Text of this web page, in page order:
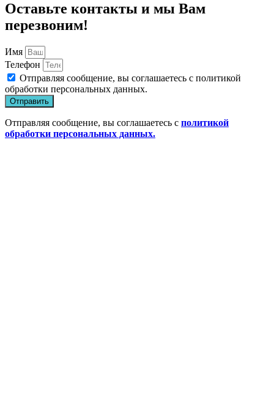
Оставьте контакты и мы Вам
перезвоним!
Имя
Телефон
Отправляя сообщение, вы соглашаетесь с политикой
обработки персональных данных.
Отправить
Отправляя сообщение, вы соглашаетесь с политикой
обработки персональных данных.